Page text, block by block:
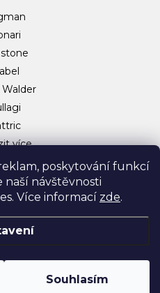
poskytování funkcí
naší návštěvnosti
Více informací zde.
Souhlasím
Walder
více…
sítě